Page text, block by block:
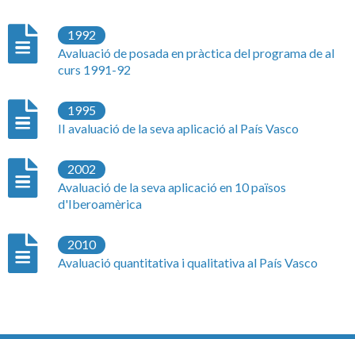
1992
Avaluació de posada en pràctica del programa de al
curs 1991-92
1995
II avaluació de la seva aplicació al País Vasco
2002
Avaluació de la seva aplicació en 10 països
d'Iberoamèrica
2010
Avaluació quantitativa i qualitativa al País Vasco